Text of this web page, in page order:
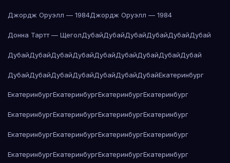
Джордж Оруэлл — 1984Джордж Оруэлл — 1984
Донна Тартт — ЩеголДубайДубайДубайДубайДубайДубай
ДубайДубайДубайДубайДубайДубайДубайДубайДубай
ДубайДубайДубайДубайДубайДубайДубайЕкатеринбург
ЕкатеринбургЕкатеринбургЕкатеринбургЕкатеринбург
ЕкатеринбургЕкатеринбургЕкатеринбургЕкатеринбург
ЕкатеринбургЕкатеринбургЕкатеринбургЕкатеринбург
ЕкатеринбургЕкатеринбургЕкатеринбургЕкатеринбург